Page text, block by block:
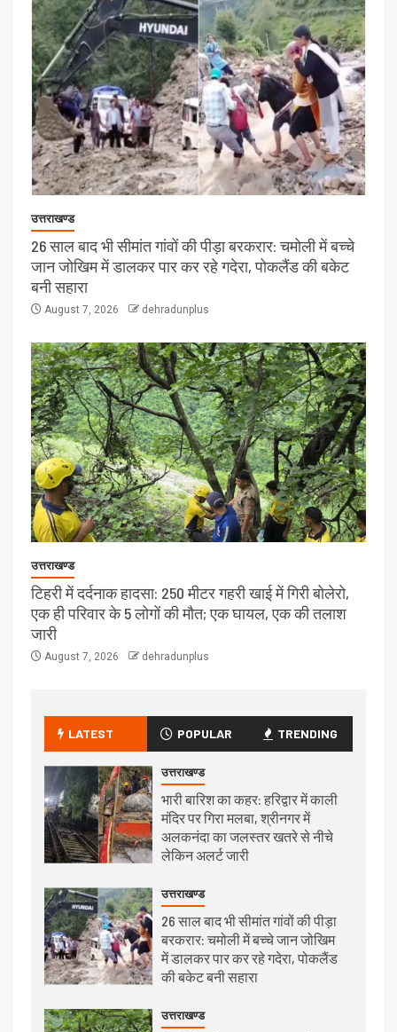
उत्तराखण्ड
26 साल बाद भी सीमांत गांवों की पीड़ा बरकरार: चमोली में बच्चे
जान जोखिम में डालकर पार कर रहे गदेरा, पोकलैंड की बकेट
बनी सहारा
August 7, 2026 dehradunplus
उत्तराखण्ड
टिहरी में दर्दनाक हादसा: 250 मीटर गहरी खाई में गिरी बोलेरो,
एक ही परिवार के 5 लोगों की मौत; एक घायल, एक की तलाश
जारी
August 7, 2026 dehradunplus
LATEST POPULAR TRENDING
उत्तराखण्ड
भारी बारिश का कहर: हरिद्वार में काली
मंदिर पर गिरा मलबा, श्रीनगर में
अलकनंदा का जलस्तर खतरे से नीचे
लेकिन अलर्ट जारी
उत्तराखण्ड
26 साल बाद भी सीमांत गांवों की पीड़ा
बरकरार: चमोली में बच्चे जान जोखिम
में डालकर पार कर रहे गदेरा, पोकलैंड
की बकेट बनी सहारा
उत्तराखण्ड